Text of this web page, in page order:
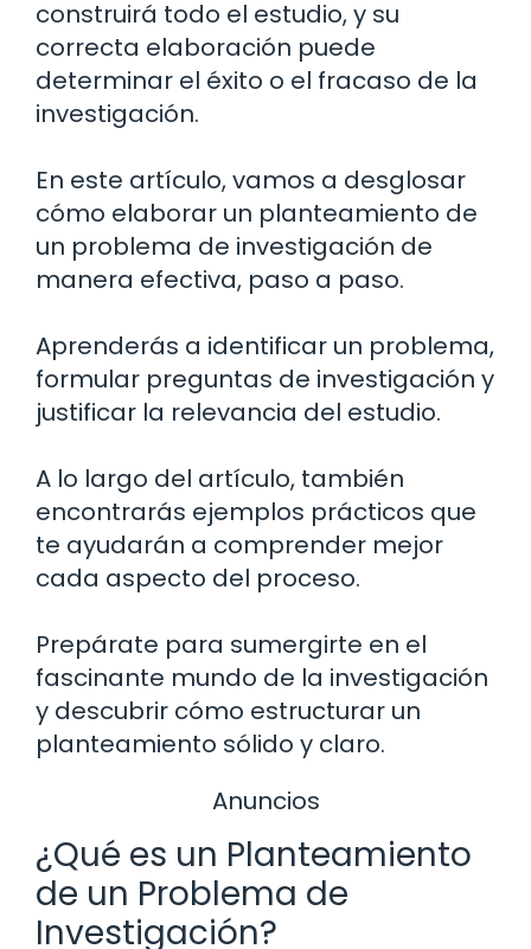
construirá todo el estudio, y su
correcta elaboración puede
determinar el éxito o el fracaso de la
investigación.
En este artículo, vamos a desglosar
cómo elaborar un planteamiento de
un problema de investigación de
manera efectiva, paso a paso.
Aprenderás a identificar un problema,
formular preguntas de investigación y
justificar la relevancia del estudio.
A lo largo del artículo, también
encontrarás ejemplos prácticos que
te ayudarán a comprender mejor
cada aspecto del proceso.
Prepárate para sumergirte en el
fascinante mundo de la investigación
y descubrir cómo estructurar un
planteamiento sólido y claro.
Anuncios
¿Qué es un Planteamiento
de un Problema de
Investigación?